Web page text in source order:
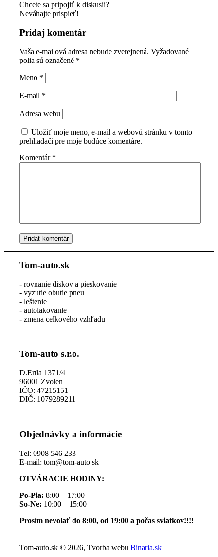
Chcete sa pripojiť k diskusii?
Neváhajte prispieť!
Pridaj komentár
Vaša e-mailová adresa nebude zverejnená. Vyžadované
polia sú označené *
Meno *
E-mail *
Adresa webu
Uložiť moje meno, e-mail a webovú stránku v tomto
prehliadači pre moje budúce komentáre.
Komentár *
Tom-auto.sk
- rovnanie diskov a pieskovanie
- vyzutie obutie pneu
- leštenie
- autolakovanie
- zmena celkového vzhľadu
Tom-auto s.r.o.
D.Ertla 1371/4
96001 Zvolen
IČO: 47215151
DIČ: 1079289211
Objednávky a informácie
Tel: 0908 546 233
E-mail: tom@tom-auto.sk
OTVÁRACIE HODINY:
Po-Pia: 8:00 – 17:00
So-Ne: 10:00 – 15:00
Prosím nevolať do 8:00, od 19:00 a počas sviatkov!!!!
Tom-auto.sk © 2026, Tvorba webuBinaria.sk